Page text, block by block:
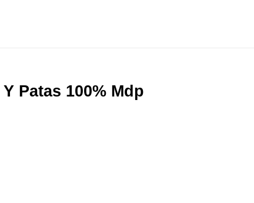
Patas 100% Mdp